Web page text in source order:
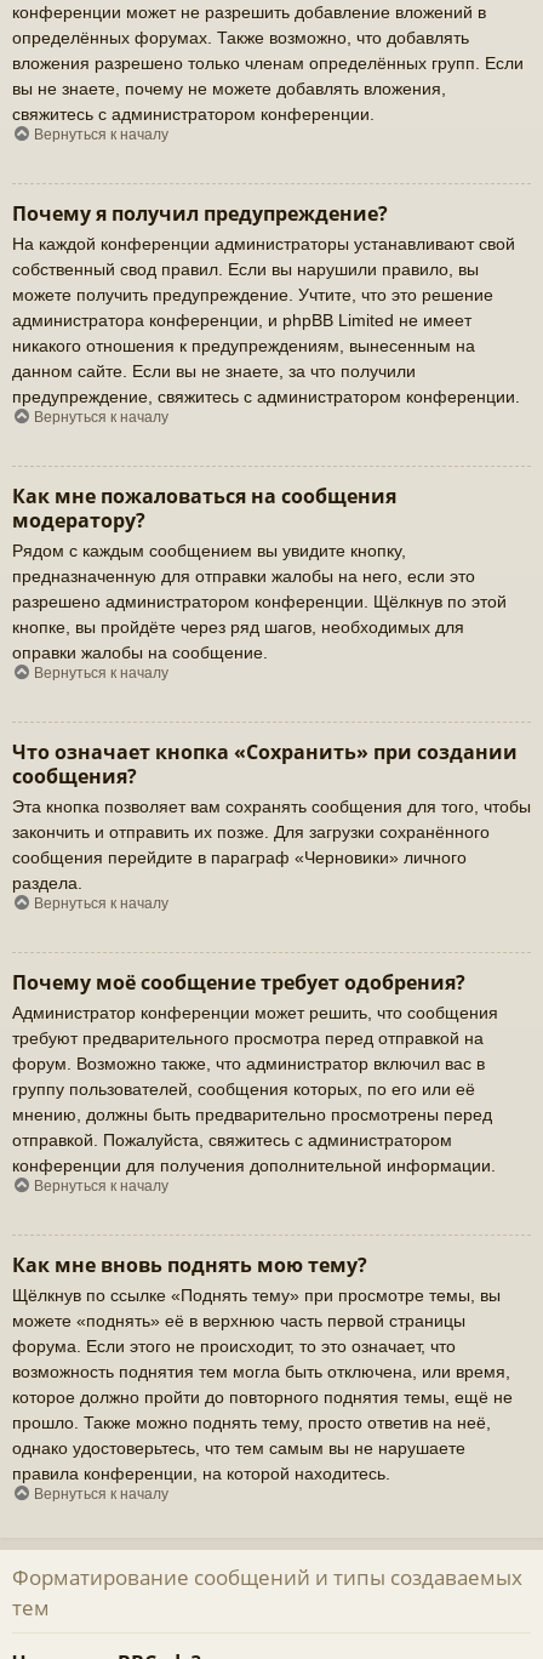
конференции может не разрешить добавление вложений в
определённых форумах. Также возможно, что добавлять
вложения разрешено только членам определённых групп. Если
вы не знаете, почему не можете добавлять вложения,
свяжитесь с администратором конференции.
Вернуться к началу
Почему я получил предупреждение?
На каждой конференции администраторы устанавливают свой
собственный свод правил. Если вы нарушили правило, вы
можете получить предупреждение. Учтите, что это решение
администратора конференции, и phpBB Limited не имеет
никакого отношения к предупреждениям, вынесенным на
данном сайте. Если вы не знаете, за что получили
предупреждение, свяжитесь с администратором конференции.
Вернуться к началу
Как мне пожаловаться на сообщения
модератору?
Рядом с каждым сообщением вы увидите кнопку,
предназначенную для отправки жалобы на него, если это
разрешено администратором конференции. Щёлкнув по этой
кнопке, вы пройдёте через ряд шагов, необходимых для
оправки жалобы на сообщение.
Вернуться к началу
Что означает кнопка «Сохранить» при создании
сообщения?
Эта кнопка позволяет вам сохранять сообщения для того, чтобы
закончить и отправить их позже. Для загрузки сохранённого
сообщения перейдите в параграф «Черновики» личного
раздела.
Вернуться к началу
Почему моё сообщение требует одобрения?
Администратор конференции может решить, что сообщения
требуют предварительного просмотра перед отправкой на
форум. Возможно также, что администратор включил вас в
группу пользователей, сообщения которых, по его или её
мнению, должны быть предварительно просмотрены перед
отправкой. Пожалуйста, свяжитесь с администратором
конференции для получения дополнительной информации.
Вернуться к началу
Как мне вновь поднять мою тему?
Щёлкнув по ссылке «Поднять тему» при просмотре темы, вы
можете «поднять» её в верхнюю часть первой страницы
форума. Если этого не происходит, то это означает, что
возможность поднятия тем могла быть отключена, или время,
которое должно пройти до повторного поднятия темы, ещё не
прошло. Также можно поднять тему, просто ответив на неё,
однако удостоверьтесь, что тем самым вы не нарушаете
правила конференции, на которой находитесь.
Вернуться к началу
Форматирование сообщений и типы создаваемых
тем